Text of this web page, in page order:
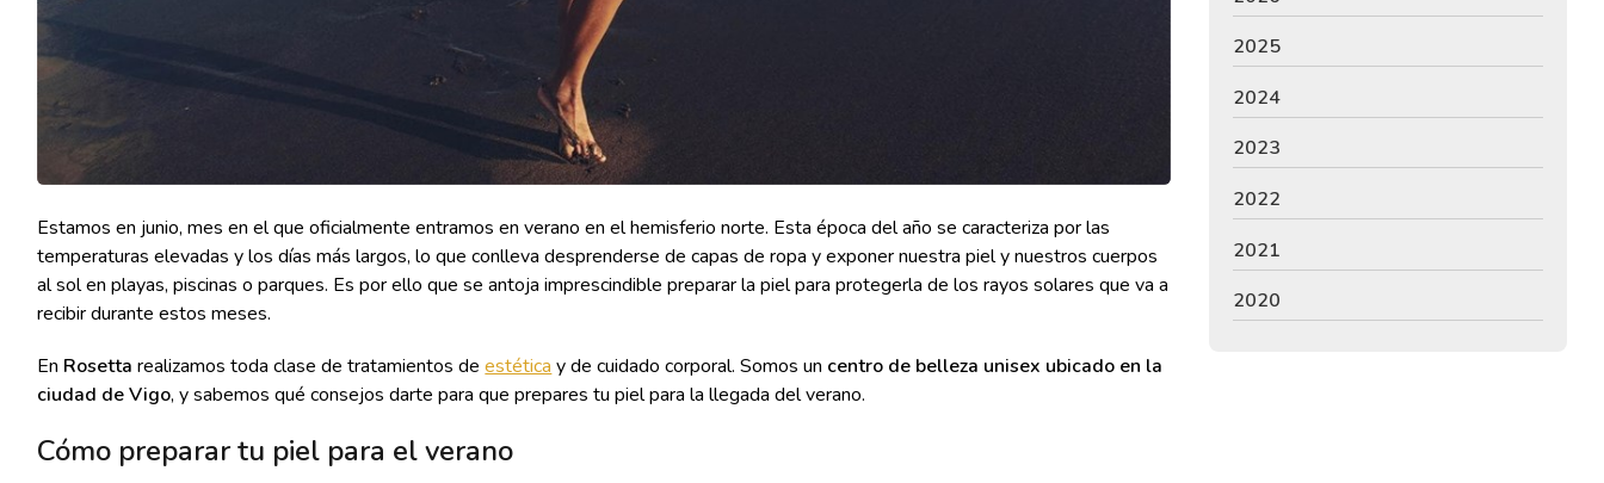
Estamos en junio, mes en el que oficialmente entramos en verano en el hemisferio norte. Esta época del año se caracteriza por las
temperaturas elevadas y los días más largos, lo que conlleva desprenderse de capas de ropa y exponer nuestra piel y nuestros cuerpos
al sol en playas, piscinas o parques. Es por ello que se antoja imprescindible preparar la piel para protegerla de los rayos solares que va a
recibir durante estos meses.
En Rosetta realizamos toda clase de tratamientos deestética y de cuidado corporal. Somos un centro de belleza unisex ubicado en la
ciudad de Vigo, y sabemos qué consejos darte para que prepares tu piel para la llegada del verano.
Cómo preparar tu piel para el verano
2025
2024
2023
2022
2021
2020